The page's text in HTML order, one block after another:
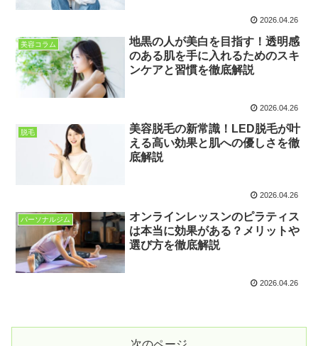
2026.04.26
美容コラム
地黒の人が美白を目指す！透明感
のある肌を手に入れるためのスキ
ンケアと習慣を徹底解説
2026.04.26
脱毛
美容脱毛の新常識！LED脱毛が叶
える高い効果と肌への優しさを徹
底解説
2026.04.26
パーソナルジム
オンラインレッスンのピラティス
は本当に効果がある？メリットや
選び方を徹底解説
2026.04.26